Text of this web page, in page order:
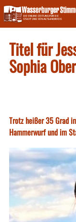
Skip
to
content
Titel für
Sophia
Trotz heißer 35 Grad
Hammerwurf und im